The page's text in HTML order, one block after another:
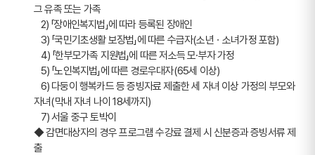
그 유족 또는 가족
   2) 「장애인복지법」에 따라 등록된 장애인
   3) 「국민기초생활 보장법」에 따른 수급자(소년ㆍ소녀가정 포함)
   4) 「한부모가족 지원법」에 따른 저소득 모·부자 가정
   5) 「노인복지법」에 따른 경로우대자(65세 이상)
자녀(막내 자녀 나이 18세까지)
   7) 서울 중구 토박이
◆ 감면대상자의 경우 프로그램 수강료 결제 시 신분증과 증빙서류 제
출